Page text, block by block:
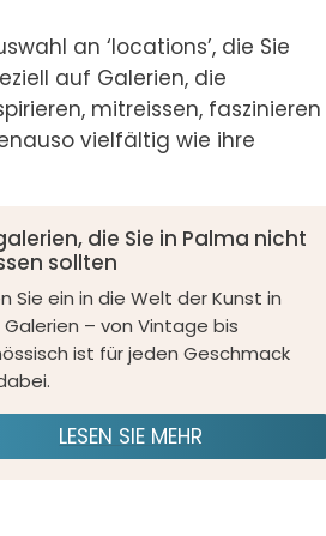
an ‘locations’, die Sie
auf Galerien, die
mitreissen, faszinieren
vielfältig wie ihre
die Sie in Palma nicht
sollten
Sie ein in die Welt der Kunst in
– von Vintage bis
ist für jeden Geschmack
LESEN SIE MEHR